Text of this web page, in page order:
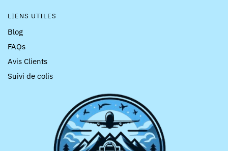
LIENS UTILES
Blog
FAQs
Avis Clients
Suivi de colis